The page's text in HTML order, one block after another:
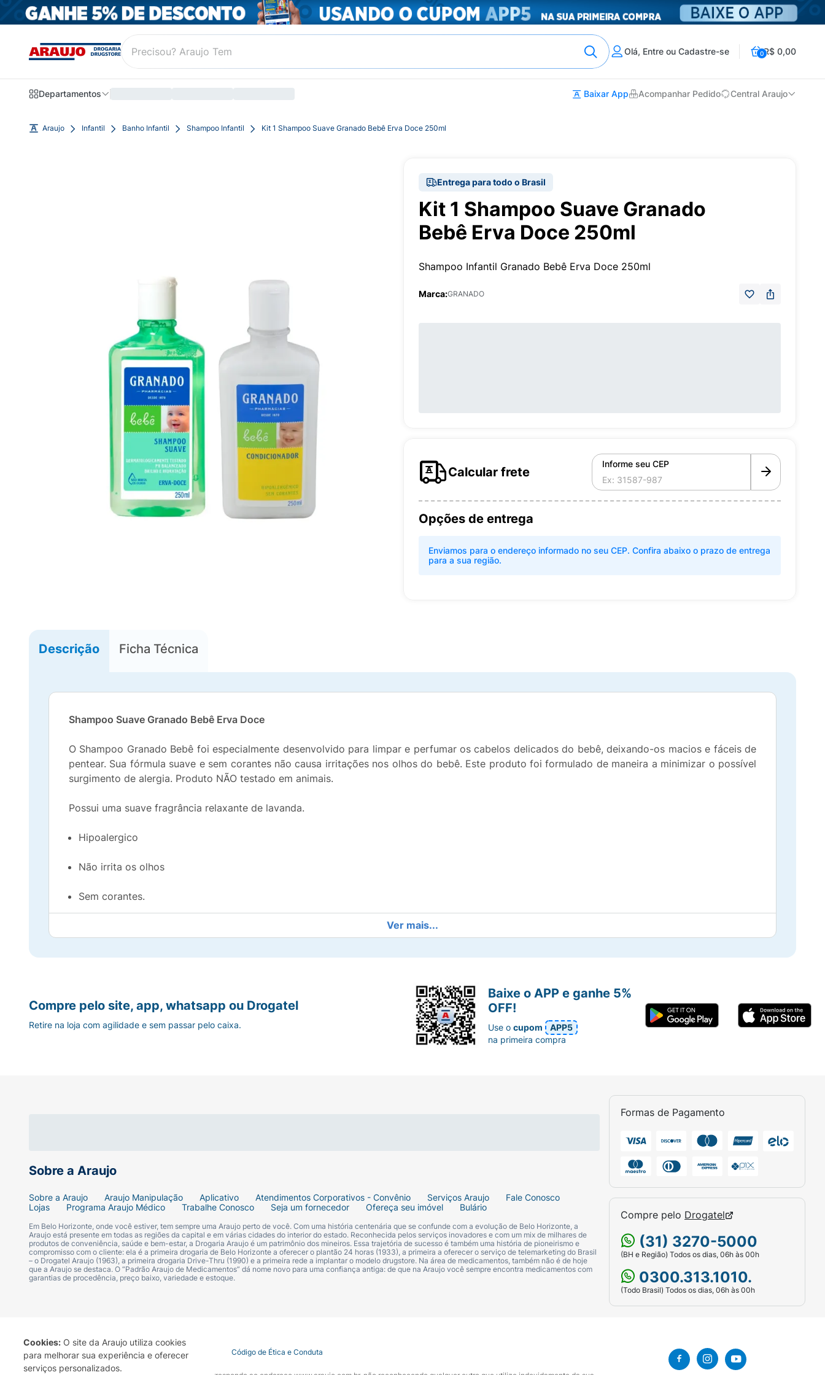
Cookies: O site da Araujo utiliza cookies
para melhorar sua experiência e oferecer
serviços personalizados.
Olá, Entre ou Cadastre-se 0R$ 0,00
Departamentos Baixar App Acompanhar Pedido Central Araujo
Araujo Infantil Banho Infantil Shampoo Infantil Kit 1 Shampoo Suave Granado Bebê Erva Doce 250ml
Entrega para todo o Brasil
Kit 1 Shampoo Suave Granado
Bebê Erva Doce 250ml
Shampoo Infantil Granado Bebê Erva Doce 250ml
Marca:GRANADO
Calcular frete
Informe seu CEP
Opções de entrega
Enviamos para o endereço informado no seu CEP. Confira abaixo o prazo de entrega
para a sua região.
Descrição Ficha Técnica
Shampoo Suave Granado Bebê Erva Doce
O Shampoo Granado Bebê foi especialmente desenvolvido para limpar e perfumar os cabelos delicados do bebê, deixando-os macios e fáceis de
pentear. Sua fórmula suave e sem corantes não causa irritações nos olhos do bebê. Este produto foi formulado de maneira a minimizar o possível
surgimento de alergia. Produto NÃO testado em animais.
Possui uma suave fragrância relaxante de lavanda.
Hipoalergico
Não irrita os olhos
Sem corantes.
Precauções:
Manter em temperatura ambiente, ao abrigo da luz solar direta.
Ver mais...
Sobre a Araujo
Sobre a Araujo Araujo Manipulação Aplicativo Atendimentos Corporativos - Convênio Serviços Araujo
Fale Conosco
Lojas
Programa Araujo Médico Trabalhe Conosco Seja um fornecedor Ofereça seu imóvel Bulário
Em Belo Horizonte, onde você estiver, tem sempre uma Araujo perto de você. Com uma história centenária que se confunde com a evolução de Belo Horizonte, a
Araujo está presente em todas as regiões da capital e em várias cidades do interior do estado. Reconhecida pelos serviços inovadores e com um mix de milhares de
produtos de conveniência, saúde e bem-estar, a Drogaria Araujo é um patrimônio dos mineiros. Essa trajetória de sucesso é também uma história de pioneirismo e
compromisso com o cliente: ela é a primeira drogaria de Belo Horizonte a oferecer o plantão 24 horas (1933), a primeira a oferecer o serviço de telemarketing do Brasil
– o Drogatel Araujo (1963), a primeira drogaria Drive-Thru (1990) e a primeira rede a implantar o modelo drugstore. Na área de medicamentos, também não é de hoje
que a Araujo se destaca. O “Padrão Araujo de Medicamentos” dá nome novo para uma confiança antiga: de que na Araujo você sempre encontra medicamentos com
garantias de procedência, preço baixo, variedade e estoque.
Formas de Pagamento
Compre pelo Drogatel
(31) 3270-5000
(BH e Região) Todos os dias, 06h às 00h
0300.313.1010.
(Todo Brasil) Todos os dias, 06h às 00h
Compre pelo site, app, whatsapp ou Drogatel
Retire na loja com agilidade e sem passar pelo caixa.
Baixe o APP e ganhe 5%
OFF!
Use ocupom
APP5
na primeira compra
Termo de Uso Portal da Privacidade Covid-19 Código de Ética e Conduta